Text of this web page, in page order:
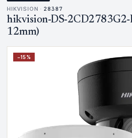
HIKVISION · 28387
hikvision-DS-
12mm)
−15%